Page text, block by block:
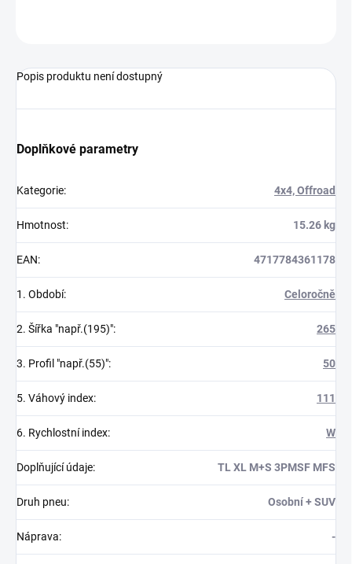
Popis produktu není dostupný
Doplňkové parametry
Kategorie: 4x4, Offroad
Hmotnost: 15.26 kg
EAN: 4717784361178
1. Období: Celoročně
2. Šířka "např.(195)": 265
3. Profil "např.(55)": 50
5. Váhový index: 111
6. Rychlostní index: W
Doplňující údaje: TL XL M+S 3PMSF MFS
Druh pneu: Osobní + SUV
Náprava: -